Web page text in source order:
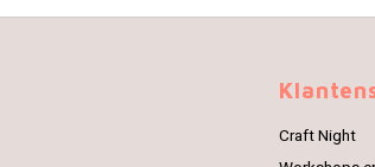
Craft Night